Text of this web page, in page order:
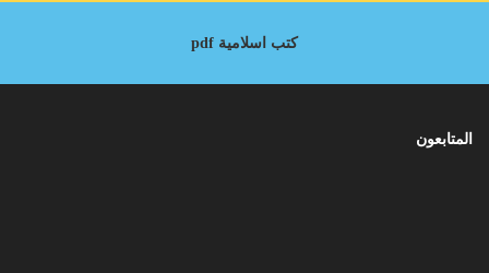
كتب اسلامية pdf
المتابعون